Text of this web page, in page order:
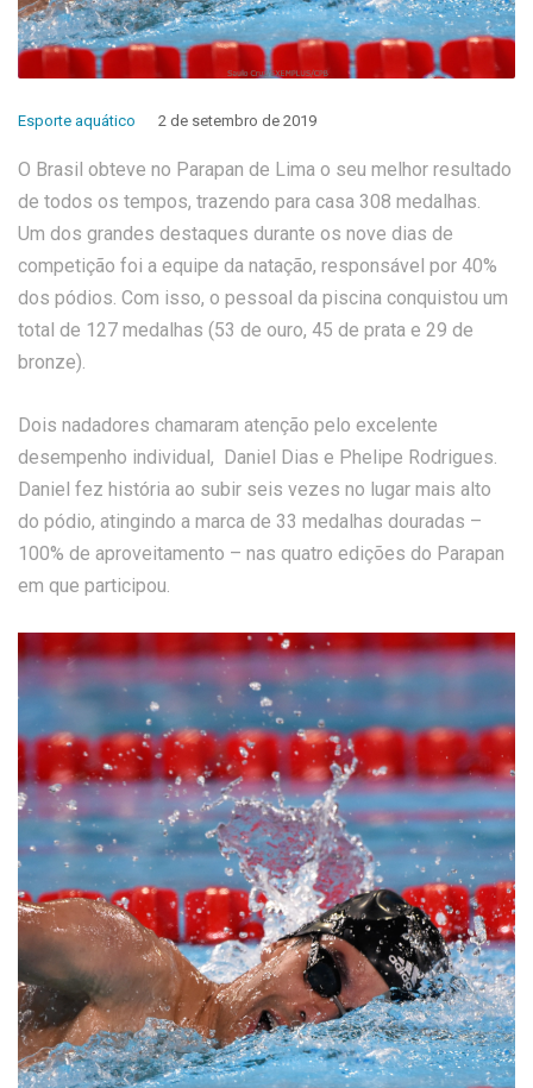
Esporte aquático 2 de setembro de 2019
O Brasil obteve no Parapan de Lima o seu melhor resultado
de todos os tempos, trazendo para casa 308 medalhas.
Um dos grandes destaques durante os nove dias de
competição foi a equipe da natação, responsável por 40%
dos pódios. Com isso, o pessoal da piscina conquistou um
total de 127 medalhas (53 de ouro, 45 de prata e 29 de
bronze).
Dois nadadores chamaram atenção pelo excelente
desempenho individual, Daniel Dias e Phelipe Rodrigues.
Daniel fez história ao subir seis vezes no lugar mais alto
do pódio, atingindo a marca de 33 medalhas douradas –
100% de aproveitamento – nas quatro edições do Parapan
em que participou.